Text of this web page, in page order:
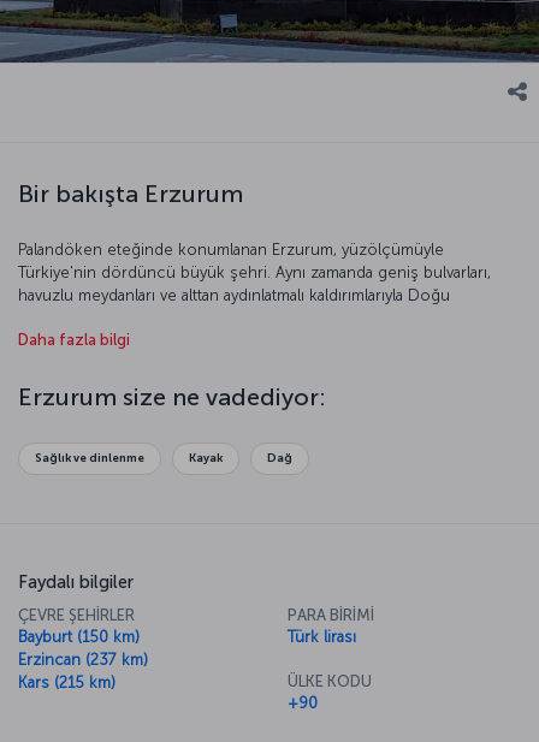
Bir bakışta Erzurum
Palandöken eteğinde konumlanan Erzurum, yüzölçümüyle
Türkiye'nin dördüncü büyük şehri. Aynı zamanda geniş bulvarları,
havuzlu meydanları ve alttan aydınlatmalı kaldırımlarıyla Doğu
yapmış olan kent, kültürel zenginliğiyle dikkat çekiyor. Kış turizminin
sunuyor.
Daha fazla bilgi
Erzurum size ne vadediyor:
Sağlık ve dinlenme Kayak Dağ
Faydalı bilgiler
ÇEVRE ŞEHİRLER
Bayburt (150 km)
Erzincan (237 km)
Kars (215 km)
PARA BİRİMİ
Türk lirası
ÜLKE KODU
+90